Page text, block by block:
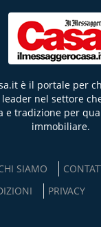
è il portale per
nel settore
e tradizione per
immobiliare.
SIAMO
PRIVACY